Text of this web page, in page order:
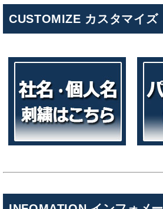
CUSTOMIZE カスタマイズ